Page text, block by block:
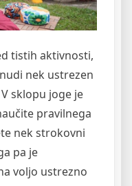
tistih aktivnosti,
nek ustrezen
sklopu joge je
pravilnega
nek strokovni
pa je
voljo ustrezno